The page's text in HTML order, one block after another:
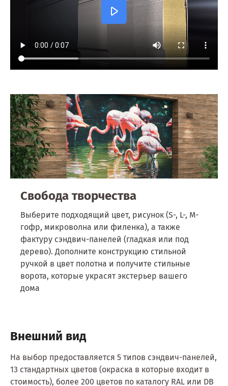
Свобода творчества
Выберите подходящий цвет, рисунок (S-, L-, M-
гофр, микроволна или филенка), а также
фактуру сэндвич-панелей (гладкая или под
дерево). Дополните конструкцию стильной
ручкой в цвет полотна и получите стильные
ворота, которые украсят экстерьер вашего
дома
Внешний вид
На выбор предоставляется 5 типов сэндвич-панелей,
13 стандартных цветов (окраска в которые входит в
стоимость), более 200 цветов по каталогу RAL или DB